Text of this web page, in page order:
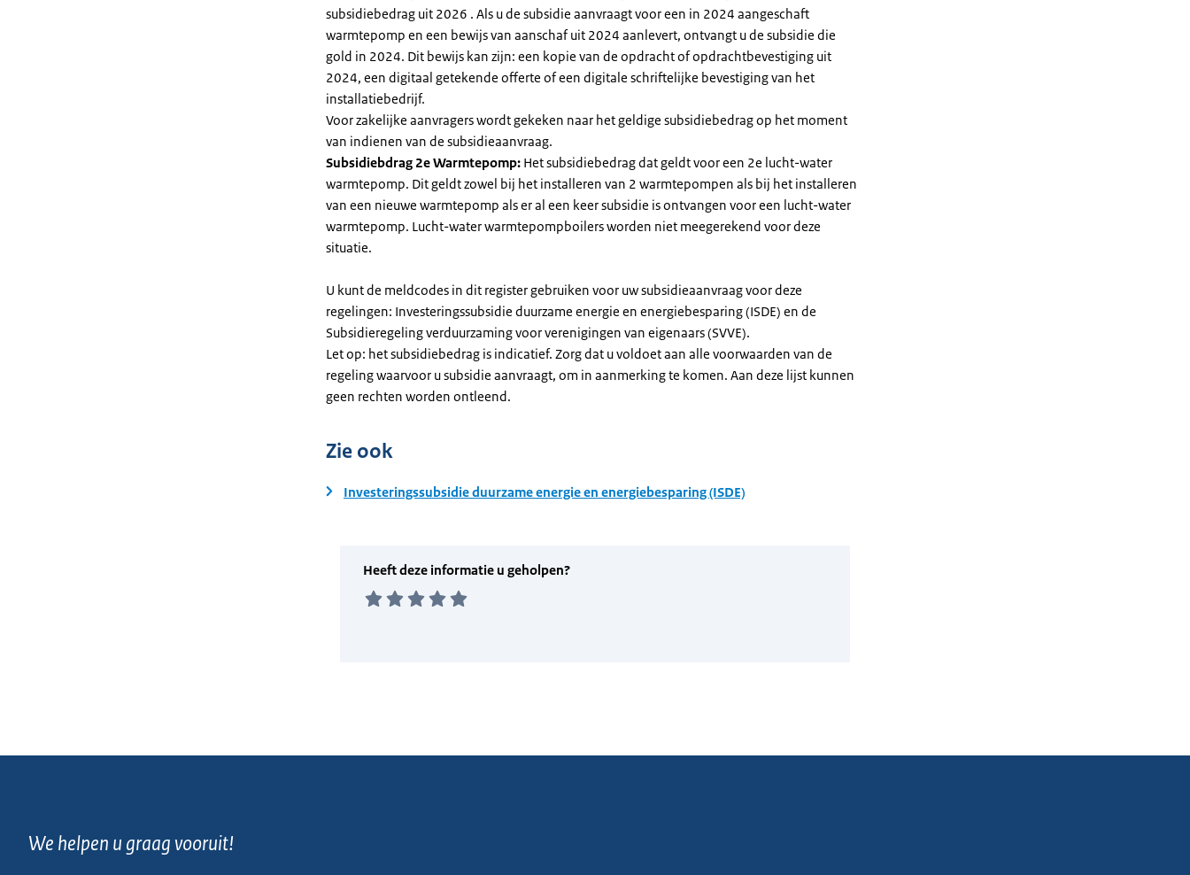
subsidiebedrag uit 2026 . Als u de subsidie aanvraagt voor een in 2024 aangeschaft
warmtepomp en een bewijs van aanschaf uit 2024 aanlevert, ontvangt u de subsidie die
gold in 2024. Dit bewijs kan zijn: een kopie van de opdracht of opdrachtbevestiging uit
2024, een digitaal getekende offerte of een digitale schriftelijke bevestiging van het
installatiebedrijf.
Voor zakelijke aanvragers wordt gekeken naar het geldige subsidiebedrag op het moment
van indienen van de subsidieaanvraag.
Subsidiebdrag 2e Warmtepomp: Het subsidiebedrag dat geldt voor een 2e lucht-water
warmtepomp. Dit geldt zowel bij het installeren van 2 warmtepompen als bij het installeren
van een nieuwe warmtepomp als er al een keer subsidie is ontvangen voor een lucht-water
warmtepomp. Lucht-water warmtepompboilers worden niet meegerekend voor deze
situatie.
U kunt de meldcodes in dit register gebruiken voor uw subsidieaanvraag voor deze
regelingen: Investeringssubsidie duurzame energie en energiebesparing (ISDE) en de
Subsidieregeling verduurzaming voor verenigingen van eigenaars (SVVE).
Let op: het subsidiebedrag is indicatief. Zorg dat u voldoet aan alle voorwaarden van de
regeling waarvoor u subsidie aanvraagt, om in aanmerking te komen. Aan deze lijst kunnen
geen rechten worden ontleend.
Zie ook
Investeringssubsidie duurzame energie en energiebesparing (ISDE)
We helpen u graag vooruit!